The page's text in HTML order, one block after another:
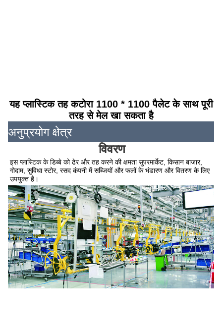
यह प्लास्टिक तह कटोरा 1100 * 1100 पैलेट के साथ पूरी
तरह से मेल खा सकता है
अनुप्रयोग क्षेत्र
विवरण
इस प्लास्टिक के डिब्बे को ढेर और तह करने की क्षमता सुपरमार्केट, किसान बाजार,
गोदाम, सुविधा स्टोर, रसद कंपनी में सब्जियों और फलों के भंडारण और वितरण के लिए
उपयुक्त है।